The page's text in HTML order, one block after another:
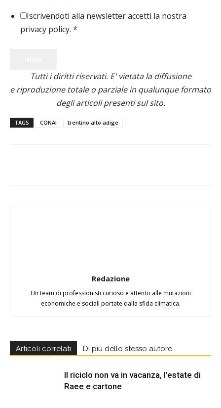
Iscrivendoti alla newsletter accetti la nostra
privacy policy. *
Tutti i diritti riservati. E' vietata la diffusione
e riproduzione totale o parziale in qualunque formato
degli articoli presenti sul sito.
TAGS CONAI trentino alto adige
Redazione
Un team di professionisti curioso e attento alle mutazioni
economiche e sociali portate dalla sfida climatica.
Articoli correlati Di più dello stesso autore
Il riciclo non va in vacanza, l’estate di
Raee e cartone